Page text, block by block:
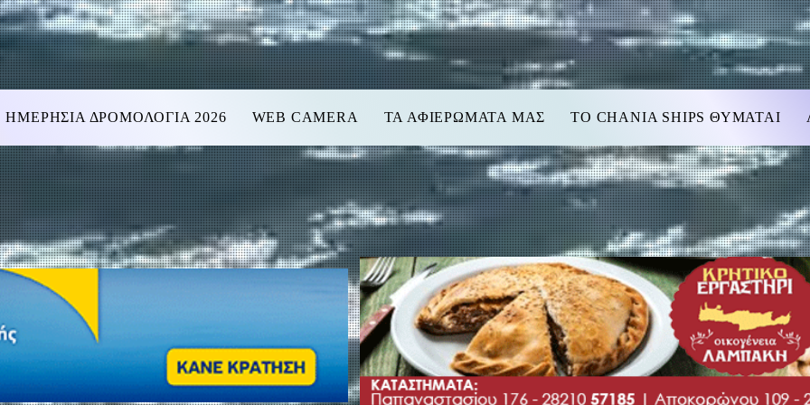
ΗΜΕΡΗΣΙΑ ΔΡΟΜΟΛΟΓΙΑ 2026 WEB CAMERA ΤΑ ΑΦΙΕΡΩΜΑΤΑ ΜΑΣ TO CHANIA SHIPS ΘΥΜΑΤΑΙ